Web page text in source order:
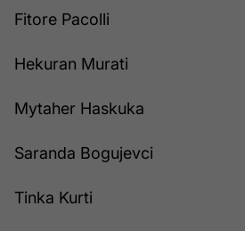
Fitore Pacolli
Hekuran Murati
Mytaher Haskuka
Saranda Bogujevci
Tinka Kurti